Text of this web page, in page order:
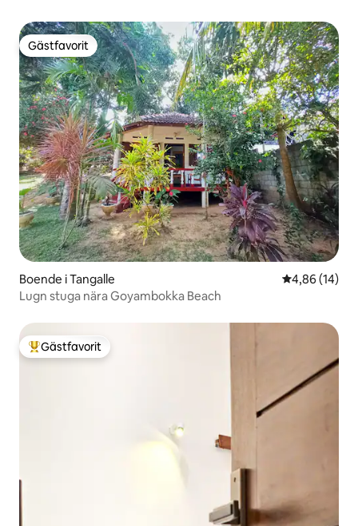
Gästfavorit
Gästfavorit
Boende i Tangalle 4,86 av 5 i
4,86 (14)
Lugn stuga nära Goyambokka Beach
Populär gästfavorit
Gästfavorit